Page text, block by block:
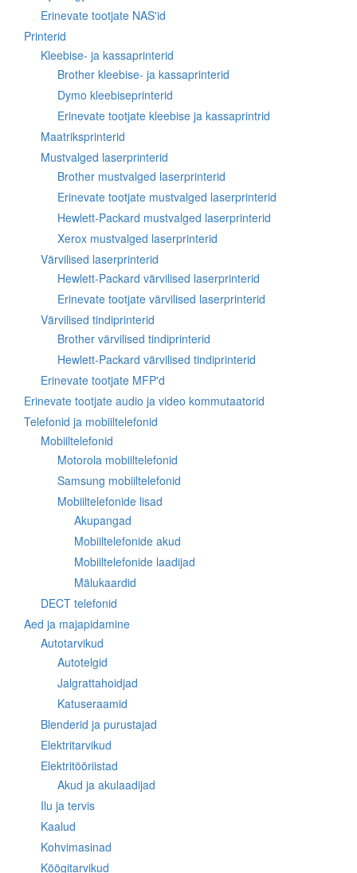
Erinevate tootjate NAS'id
Printerid
Kleebise- ja kassaprinterid
Brother kleebise- ja kassaprinterid
Dymo kleebiseprinterid
Erinevate tootjate kleebise ja kassaprintrid
Maatriksprinterid
Mustvalged laserprinterid
Brother mustvalged laserprinterid
Erinevate tootjate mustvalged laserprinterid
Hewlett-Packard mustvalged laserprinterid
Xerox mustvalged laserprinterid
Värvilised laserprinterid
Hewlett-Packard värvilised laserprinterid
Erinevate tootjate värvilised laserprinterid
Värvilised tindiprinterid
Brother värvilised tindiprinterid
Hewlett-Packard värvilised tindiprinterid
Erinevate tootjate MFP'd
Erinevate tootjate audio ja video kommutaatorid
Telefonid ja mobiiltelefonid
Mobiiltelefonid
Motorola mobiiltelefonid
Samsung mobiiltelefonid
Mobiiltelefonide lisad
Akupangad
Mobiiltelefonide akud
Mobiiltelefonide laadijad
Mälukaardid
DECT telefonid
Aed ja majapidamine
Autotarvikud
Autotelgid
Jalgrattahoidjad
Katuseraamid
Blenderid ja purustajad
Elektritarvikud
Elektritööriistad
Akud ja akulaadijad
Ilu ja tervis
Kaalud
Kohvimasinad
Köögitarvikud